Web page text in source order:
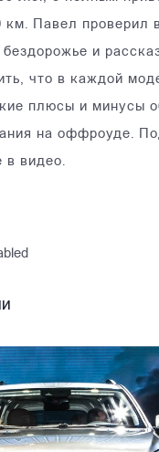
км. Павел проверил
и
что в каждой
плюсы и минусы
на оффроуде.
в видео.